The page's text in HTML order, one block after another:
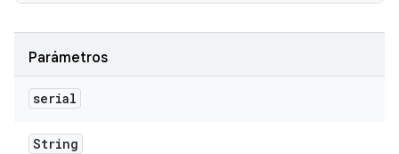
Parámetros
serial
String